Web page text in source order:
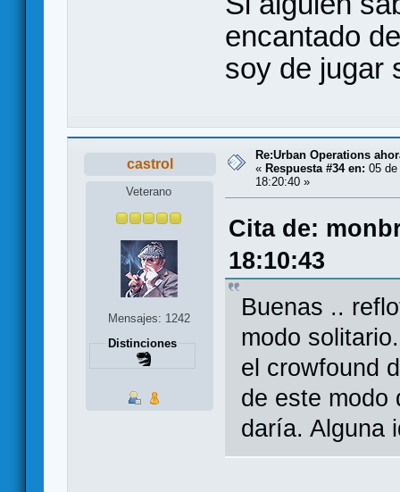
encantado
soy de jugar
castrol
Veterano
Mensajes: 1242
Distinciones
Re:Urban Operations
« Respuesta #34 en: 05
18:20:40 »
Cita de:
18:10:43
Buenas ..
modo
el crowfound
de este modo
daría. Alguna